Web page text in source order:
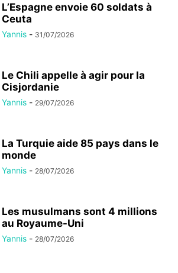
L’Espagne envoie 60 soldats à
Ceuta
Yannis - 31/07/2026
Le Chili appelle à agir pour la
Cisjordanie
Yannis - 29/07/2026
La Turquie aide 85 pays dans le
monde
Yannis - 28/07/2026
Les musulmans sont 4 millions
au Royaume-Uni
Yannis - 28/07/2026